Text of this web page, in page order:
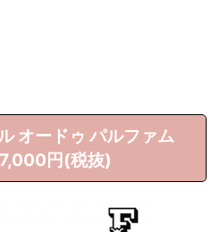
オードゥ パルファム
円(税抜)